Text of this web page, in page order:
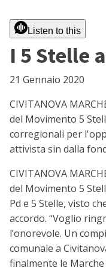
Listen to this
I 5 Stelle
21 Gennaio 2020
CIVITANOVA
del Movimento 5
corregionali per
attivista sin dalla
CIVITANOVA
del Movimento 5
Pd e 5 Stelle, visto
accordo. “Voglio
l’onorevole. Un
comunale a
finalmente le